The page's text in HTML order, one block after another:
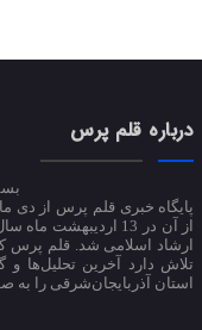
درباره قلم پرس
تلاش دارد آخرین تحلیل‌ها و
استان آذربایجان‌شرقی را به